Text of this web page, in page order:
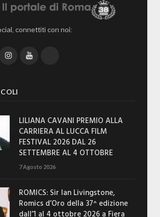
connettiti con noi:
InstagramYouTube
LILIANA CAVANI PREMIO ALLA
CARRIERA AL LUCCA FILM
FESTIVAL 2026 DAL 26
SETTEMBRE AL 4 OTTOBRE
7 Agosto 2026
ROMICS: Sir Ian Livingstone,
Romics d’Oro della 37^ edizione
dall’1 al 4 ottobre 2026 a Fiera